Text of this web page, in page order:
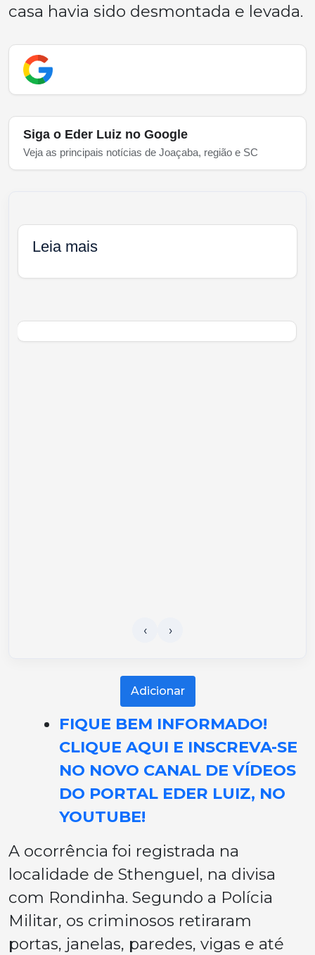
casa havia sido desmontada e levada.
Siga o Eder Luiz no Google
Veja as principais notícias de Joaçaba, região e SC
Leia mais
Adicionar
FIQUE BEM INFORMADO!
CLIQUE AQUI E INSCREVA-SE
NO NOVO CANAL DE VÍDEOS
DO PORTAL EDER LUIZ, NO
YOUTUBE!
A ocorrência foi registrada na
localidade de Sthenguel, na divisa
com Rondinha. Segundo a Polícia
Militar, os criminosos retiraram
portas, janelas, paredes, vigas e até